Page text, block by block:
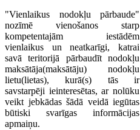
"Vienlaikus nodokļu pārbaude"
nozīmē vienošanos starp
kompetentajām iestādēm
vienlaikus un neatkarīgi, katrai
savā teritorijā pārbaudīt nodokļu
maksātāja(maksātāju) nodokļu
lietu(lietas), kurā(s) tās ir
savstarpēji ieinteresētas, ar nolūku
veikt jebkādas šādā veidā iegūtas
būtiski svarīgas informācijas
apmaiņu.